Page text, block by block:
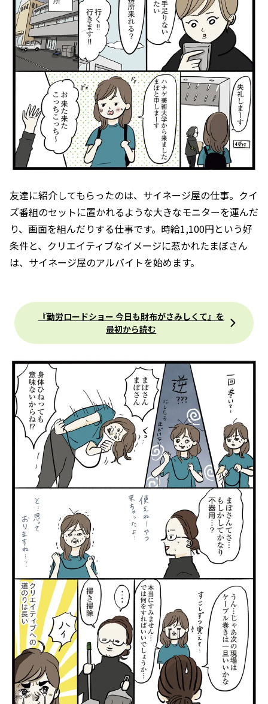
友達に紹介してもらったのは、サイネージ屋の仕事。クイ
ズ番組のセットに置かれるような大きなモニターを運んだ
り、画面を組んだりする仕事です。時給1,100円という好
条件と、クリエイティブなイメージに惹かれたまぼさん
は、サイネージ屋のアルバイトを始めます。
『勤労ロードショー 今日も財布がさみしくて』を
最初から読む